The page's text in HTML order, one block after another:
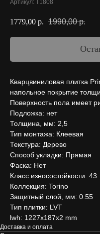
Артикул: T1808
1779,00 р. 1990,00 р.
Кварцвиниловая плитка
напольное покрытие
Поверхность пола имеет
Подложка: нет
Толщина, мм: 2,5
Тип монтажа: Клеевая
Текстура: Дерево
Способ укладки: Прямая
Фаска: Нет
Класс износостойкости: 43
Коллекция: Torino
Защитный слой, мм: 0.55
Тип плитки: LVT
lwh: 1227x187x2 mm
Доставка и оплата